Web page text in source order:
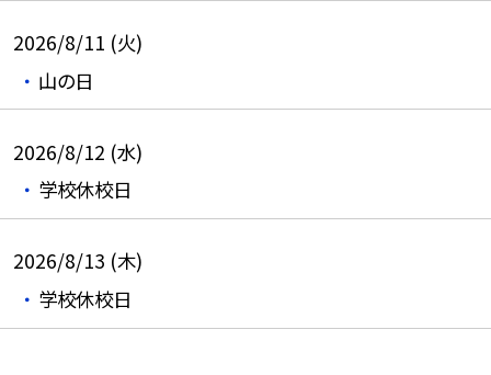
2026/8/11 (火)
山の日
2026/8/12 (水)
学校休校日
2026/8/13 (木)
学校休校日